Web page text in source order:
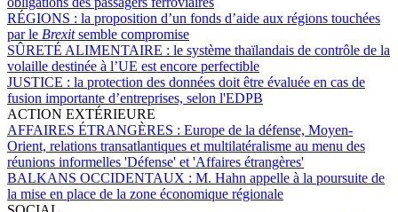
RÉGIONS : la proposition d’un fonds d’aide aux régions touchées
par le Brexitsemble compromise
SÛRETÉ ALIMENTAIRE : le système thaïlandais de contrôle de la
volaille destinée à l’UE est encore perfectible
JUSTICE : la protection des données doit être évaluée en cas de
fusion importante d’entreprises, selon l'EDPB
ACTION EXTÉRIEURE
AFFAIRES ÉTRANGÈRES : Europe de la défense, Moyen-
Orient, relations transatlantiques et multilatéralisme au menu des
réunions informelles 'Défense' et 'Affaires étrangères'
BALKANS OCCIDENTAUX : M. Hahn appelle à la poursuite de
la mise en place de la zone économique régionale